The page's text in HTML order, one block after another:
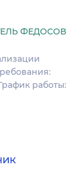
ФЕДОСОВ
работы: